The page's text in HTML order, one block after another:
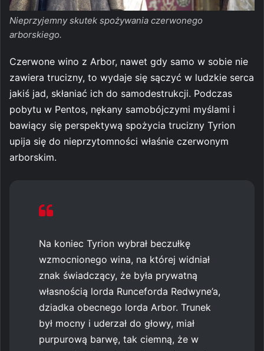
Nieprzyjemny skutek spożywania czerwonego
arborskiego.
Czerwone wino z Arbor, nawet gdy samo w sobie nie
zawiera trucizny, to wydaje się sączyć w ludzkie serca
jakiś jad, skłaniać ich do samodestrukcji. Podczas
pobytu w Pentos, nękany samobójczymi myślami i
bawiący się perspektywą spożycia trucizny Tyrion
upija się do nieprzytomności właśnie czerwonym
arborskim.
Na koniec Tyrion wybrał beczułkę
wzmocnionego wina, na której widniał
znak świadczący, że była prywatną
własnością lorda Runceforda Redwyne’a,
dziadka obecnego lorda Arbor. Trunek
był mocny i uderzał do głowy, miał
purpurową barwę, tak ciemną, że w